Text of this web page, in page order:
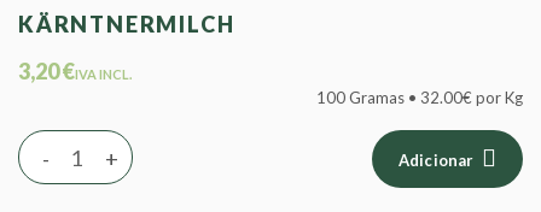
KÄRNTNERMILCH
3,20 €IVA INCL.
100 Gramas • 32.00€ por Kg
+
- Adicionar